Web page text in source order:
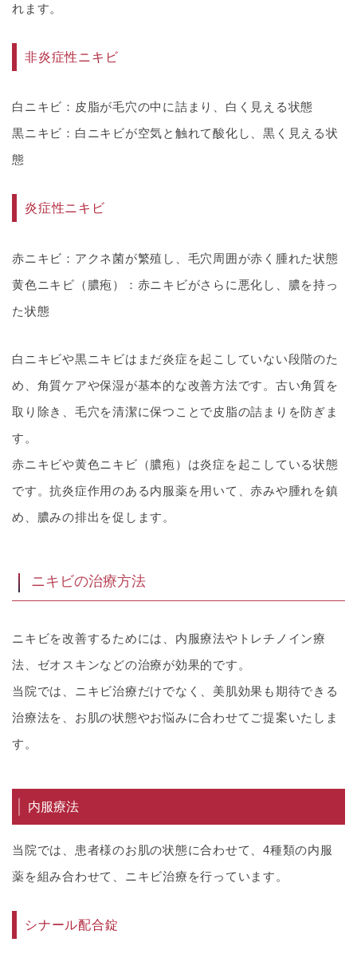
れます。
非炎症性ニキビ
白ニキビ：皮脂が毛穴の中に詰まり、白く見える状態
黒ニキビ：白ニキビが空気と触れて酸化し、黒く見える状
態
炎症性ニキビ
赤ニキビ：アクネ菌が繁殖し、毛穴周囲が赤く腫れた状態
黄色ニキビ（膿疱）：赤ニキビがさらに悪化し、膿を持っ
た状態
白ニキビや黒ニキビはまだ炎症を起こしていない段階のた
め、角質ケアや保湿が基本的な改善方法です。古い角質を
取り除き、毛穴を清潔に保つことで皮脂の詰まりを防ぎま
す。
赤ニキビや黄色ニキビ（膿疱）は炎症を起こしている状態
です。抗炎症作用のある内服薬を用いて、赤みや腫れを鎮
め、膿みの排出を促します。
ニキビの治療方法
ニキビを改善するためには、内服療法やトレチノイン療
法、ゼオスキンなどの治療が効果的です。
当院では、ニキビ治療だけでなく、美肌効果も期待できる
治療法を、お肌の状態やお悩みに合わせてご提案いたしま
す。
内服療法
当院では、患者様のお肌の状態に合わせて、4種類の内服
薬を組み合わせて、ニキビ治療を行っています。
シナール配合錠